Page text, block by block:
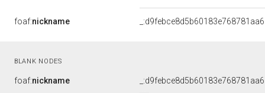
foaf:nickname
BLANK NODES
foaf:nickname